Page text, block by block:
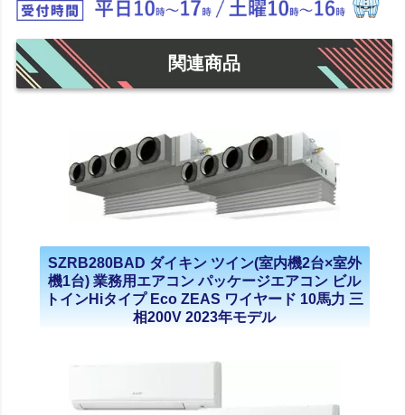
関連商品
SZRB280BAD ダイキン ツイン(室内機2台×室外
機1台) 業務用エアコン パッケージエアコン ビル
トインHiタイプ Eco ZEAS ワイヤード 10馬力 三
相200V 2023年モデル